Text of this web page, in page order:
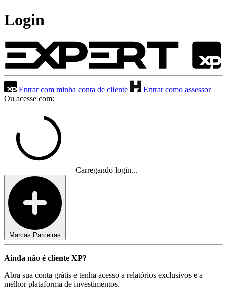
Login
Entrar com minha conta de cliente
Entrar como assessor
Ou acesse com:
Carregando login...
Marcas Parceiras
Ainda não é cliente XP?
Abra sua conta grátis e tenha acesso a relatórios exclusivos e a
melhor plataforma de investimentos.